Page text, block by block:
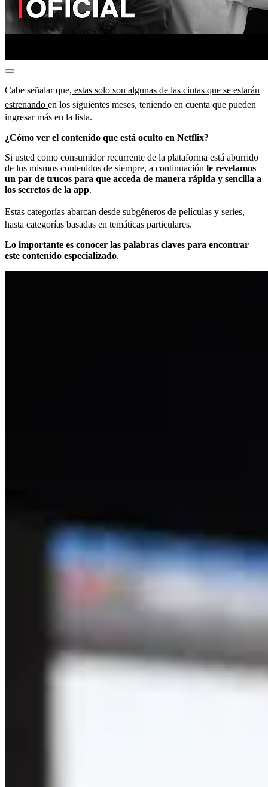
Cabe señalar que, estas solo son algunas de las cintas que se estarán
estrenando en los siguientes meses, teniendo en cuenta que pueden
ingresar más en la lista.
¿Cómo ver el contenido que está oculto en Netflix?
Si usted como consumidor recurrente de la plataforma está aburrido
de los mismos contenidos de siempre, a continuación le revelamos
un par de trucos para que acceda de manera rápida y sencilla a
los secretos de la app.
Estas categorías abarcan desde subgéneros de películas y series,
hasta categorías basadas en temáticas particulares.
Lo importante es conocer las palabras claves para encontrar
este contenido especializado.